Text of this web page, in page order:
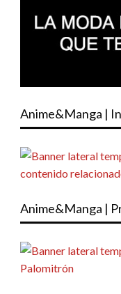
Anime&Manga |
Anime&Manga |